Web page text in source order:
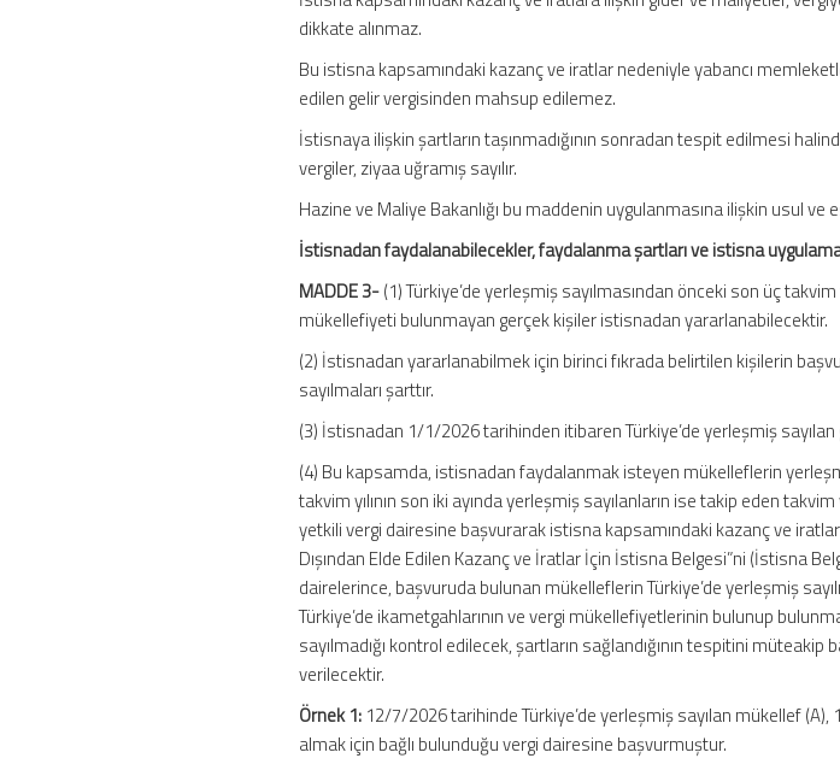
dikkate alınmaz.
Bu istisna kapsamındaki kazanç ve iratlar nedeniyle yabancı
edilen gelir vergisinden mahsup edilemez.
İstisnaya ilişkin şartların taşınmadığının sonradan tespit edilmesi
vergiler, ziyaa uğramış sayılır.
Hazine ve Maliye Bakanlığı bu maddenin uygulanmasına ilişkin usul ve
İstisnadan faydalanabilecekler, faydalanma şartları ve istisna
MADDE 3-(1) Türkiye’de yerleşmiş sayılmasından önceki son üç takvim
mükellefiyeti bulunmayan gerçek kişiler istisnadan yararlanabilecektir.
(2) İstisnadan yararlanabilmek için birinci fıkrada belirtilen kişilerin
sayılmaları şarttır.
(3) İstisnadan 1/1/2026 tarihinden itibaren Türkiye’de yerleşmiş
(4) Bu kapsamda, istisnadan faydalanmak isteyen mükelleflerin
takvim yılının son iki ayında yerleşmiş sayılanların ise takip eden takvim
yetkili vergi dairesine başvurarak istisna kapsamındaki kazanç ve
Dışından Elde Edilen Kazanç ve İratlar İçin İstisna Belgesi”ni (İstisna
dairelerince, başvuruda bulunan mükelleflerin Türkiye’de yerleşmiş
Türkiye’de ikametgahlarının ve vergi mükellefiyetlerinin bulunup
sayılmadığı kontrol edilecek, şartların sağlandığının tespitini
verilecektir.
Örnek 1: 12/7/2026 tarihinde Türkiye’de yerleşmiş sayılan mükellef
almak için bağlı bulunduğu vergi dairesine başvurmuştur.